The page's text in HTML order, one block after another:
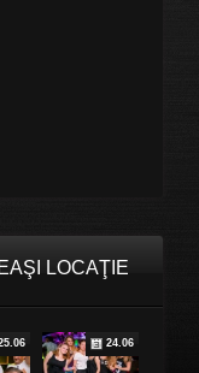
LOCAŢIE
24.06